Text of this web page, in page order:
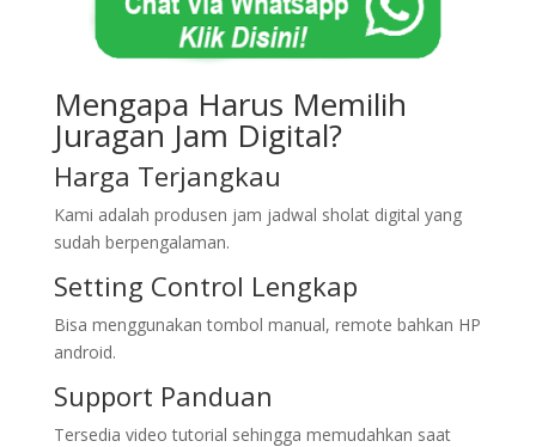
Mengapa Harus Memilih
Juragan Jam Digital?
Harga Terjangkau
Kami adalah produsen jam jadwal sholat digital yang
sudah berpengalaman.
Setting Control Lengkap
Bisa menggunakan tombol manual, remote bahkan HP
android.
Support Panduan
Tersedia video tutorial sehingga memudahkan saat